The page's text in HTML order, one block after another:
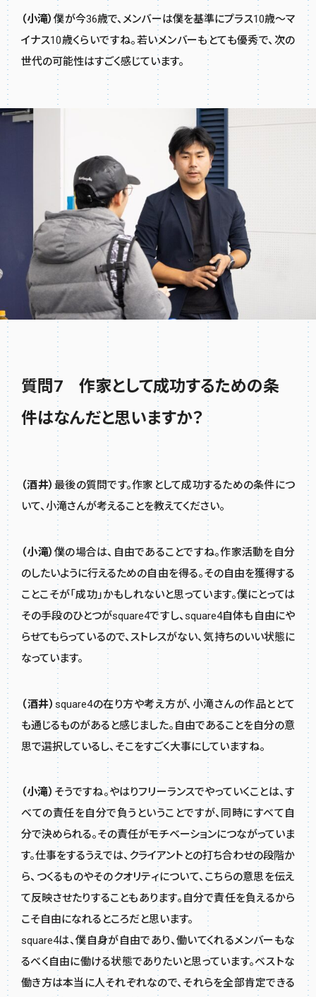
（小滝）僕が今36歳で、メンバーは僕を基準にプラス10歳〜マ
イナス10歳くらいですね。若いメンバーもとても優秀で、次の
世代の可能性はすごく感じています。
質問7 作家として成功するための条
件はなんだと思いますか？
（酒井）最後の質問です。作家として成功するための条件につ
いて、小滝さんが考えることを教えてください。
（小滝）僕の場合は、自由であることですね。作家活動を自分
のしたいように行えるための自由を得る。その自由を獲得する
ことこそが「成功」かもしれないと思っています。僕にとっては
その手段のひとつがsquare4ですし、square4自体も自由にや
らせてもらっているので、ストレスがない、気持ちのいい状態に
なっています。
（酒井） square4の在り方や考え方が、小滝さんの作品ととて
も通じるものがあると感じました。自由であることを自分の意
思で選択しているし、そこをすごく大事にしていますね。
（小滝） そうですね。やはりフリーランスでやっていくことは、す
べての責任を自分で負うということですが、同時にすべて自
分で決められる。その責任がモチベーションにつながっていま
す。仕事をするうえでは、クライアントとの打ち合わせの段階か
ら、つくるものやそのクオリティについて、こちらの意思を伝え
て反映させたりすることもあります。自分で責任を負えるから
こそ自由になれるところだと思います。
square4は、僕自身が自由であり、働いてくれるメンバーもな
るべく自由に働ける状態でありたいと思っています。ベストな
働き方は本当に人それぞれなので、それらを全部肯定できる